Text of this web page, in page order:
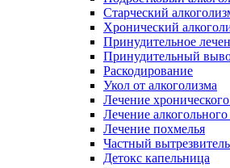
Старческий
Хронический
Принудительное
Принудительный
Раскодирование
Укол от алкоголизма
Лечение
Лечение
Лечение похмелья
Частный вытрезвитель
Детокс капельница